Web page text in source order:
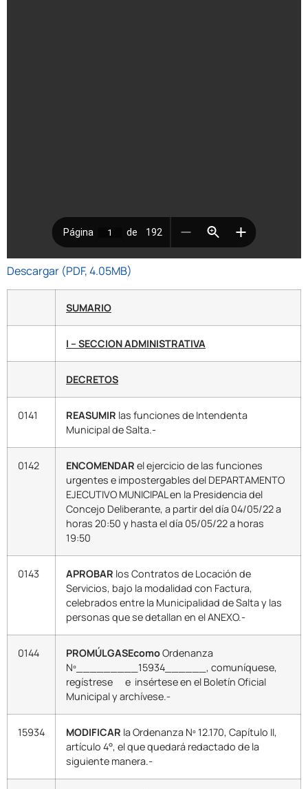
Descargar (PDF, 4.05MB)
SUMARIO
I – SECCION ADMINISTRATIVA
DECRETOS
0141 REASUMIR las funciones de Intendenta
Municipal de Salta.-
0142 ENCOMENDAR el ejercicio de las funciones
urgentes e impostergables del DEPARTAMENTO
EJECUTIVO MUNICIPAL en la Presidencia del
Concejo Deliberante, a partir del día 04/05/22 a
horas 20:50 y hasta el día 05/05/22 a horas
19:50
0143 APROBAR los Contratos de Locación de
Servicios, bajo la modalidad con Factura,
celebrados entre la Municipalidad de Salta y las
personas que se detallan en el ANEXO.-
0144 PROMÚLGASEcomoOrdenanza
Nº_________15934______, comuníquese,
regístrese e insértese en el Boletín Oficial
Municipal y archívese.-
15934 MODIFICAR la Ordenanza Nº 12.170, Capítulo II,
artículo 4°, el que quedará redactado de la
siguiente manera.-